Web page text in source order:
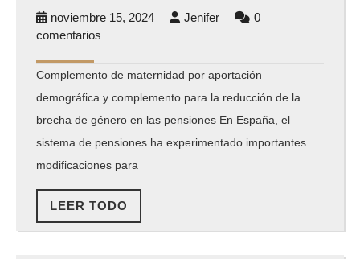
saber
sobre:
el
complemento
noviembre 15, 2024noviembre
JeniferJenifer 0
comentarios
Complemento de maternidad por aportación
demográfica y complemento para la reducción de la
brecha de género en las pensiones En España, el
sistema de pensiones ha experimentado importantes
modificaciones para
LEER TODO
TODO